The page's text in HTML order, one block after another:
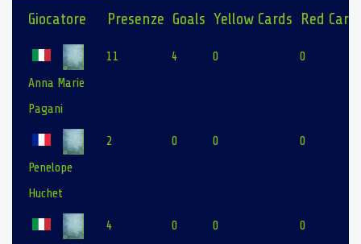
Giocatore Presenze Goals Yellow Cards Red
Anna Marie
Pagani
11 4 0 0
Penelope
Huchet
2 0 0 0
4 0 0 0